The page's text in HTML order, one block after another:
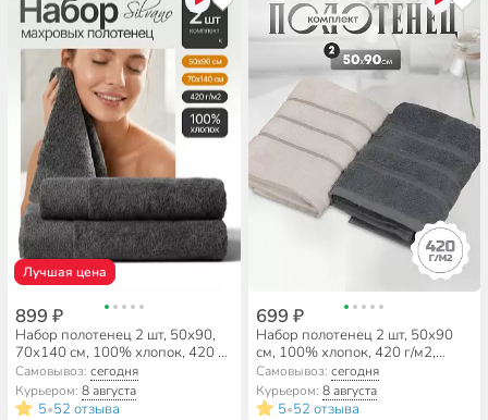
Лучшая цена
899 ₽
Набор полотенец 2 шт, 50х90,
70х140 см, 100% хлопок, 420 г/
м2, Silvano, Мореска, темно-
серый, Узбекистан
Самовывоз:сегодня
Курьером:8 августа
5•52 отзыва
699 ₽
Набор полотенец 2 шт, 50х90
см, 100% хлопок, 420 г/м2,
Barkas, Агат, светло-серый,
серый, Узбекистан
Самовывоз: сегодня
Курьером: 8 августа
5•52 отзыва